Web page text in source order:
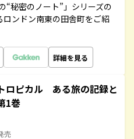
“秘密のノート”」シリーズの
ンドン南東の田舎町をご紹
詳細を見る
ロピカル ある旅の記録と
1巻
売